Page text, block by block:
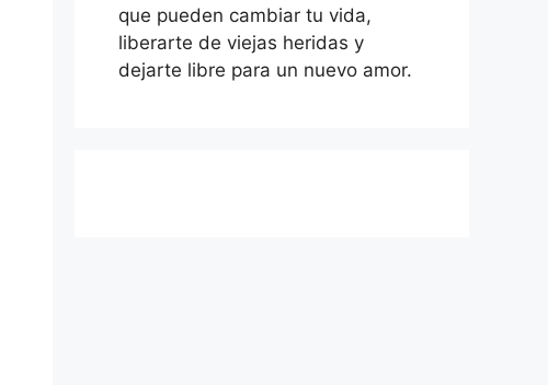
que pueden cambiar tu vida,
liberarte de viejas heridas y
dejarte libre para un nuevo amor.